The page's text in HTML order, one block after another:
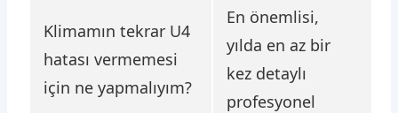
Klimamın tekrar U4
hatası vermemesi
için ne yapmalıyım?
En önemlisi,
yılda en az bir
kez detaylı
profesyonel